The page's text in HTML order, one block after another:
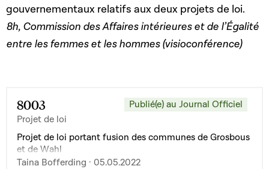
gouvernementaux relatifs aux deux projets de loi.
8h, Commission des Affaires intérieures et de l’Égalité
entre les femmes et les hommes (visioconférence)
8003
Projet de loi
Publié(e) au Journal Officiel
Projet de loi portant fusion des communes de Grosbous
et de Wahl
Taina Bofferding · 05.05.2022